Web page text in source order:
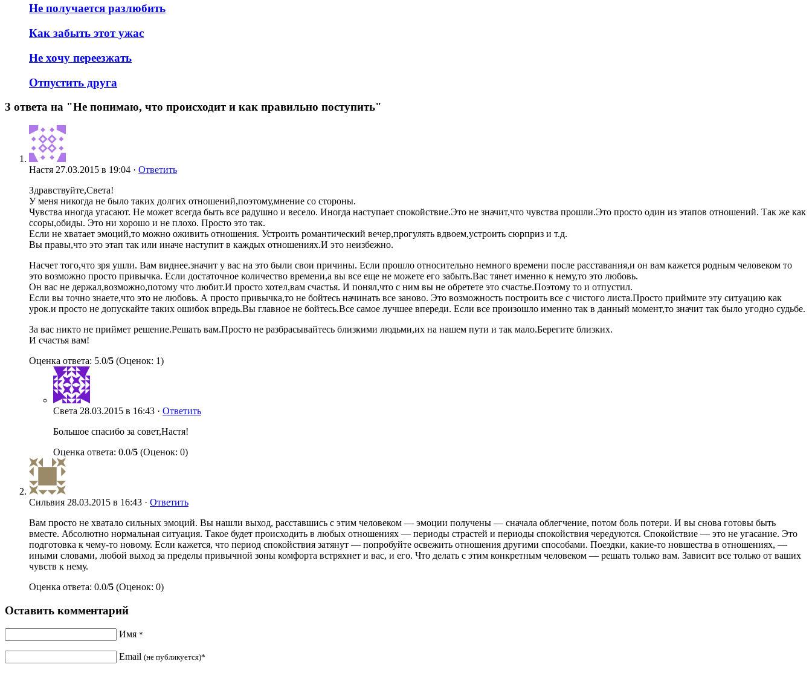
Не получается разлюбить
Как забыть этот ужас
Не хочу переезжать
Отпустить друга
3 ответа на "Не понимаю, что происходит и как правильно поступить"
Настя 27.03.2015 в 19:04 · Ответить
Здравствуйте,Света!
У меня никогда не было таких долгих отношений,поэтому,мнение со стороны.
Чувства иногда угасают. Не может всегда быть все радушно и весело. Иногда наступает спокойствие.Это не значит,что чувства прошли.Это просто один из этапов отношений. Так же как
ссоры,обиды. Это ни хорошо и не плохо. Просто это так.
Если не хватает эмоций,то можно оживить отношения. Устроить романтический вечер,прогулять вдвоем,устроить сюрприз и т.д.
Вы правы,что это этап так или иначе наступит в каждых отношениях.И это неизбежно.
Насчет того,что зря ушли. Вам виднее.значит у вас на это были свои причины. Если прошло относительно немного времени после расставания,и он вам кажется родным человеком то
это возможно просто привычка. Если достаточное количество времени,а вы все еще не можете его забыть.Вас тянет именно к нему,то это любовь.
Он вас не держал,возможно,потому что любит.И просто хотел,вам счастья. И понял,что с ним вы не обретете это счастье.Поэтому то и отпустил.
Если вы точно знаете,что это не любовь. А просто привычка,то не бойтесь начинать все заново. Это возможность построить все с чистого листа.Просто приймите эту ситуацию как
урок.и просто не допускайте таких ошибок впредь.Вы главное не бойтесь.Все самое лучшее впереди. Если все произошло именно так в данный момент,то значит так было угодно судьбе.
За вас никто не приймет решение.Решать вам.Просто не разбрасывайтесь близкими людьми,их на нашем пути и так мало.Берегите близких.
И счастья вам!
Оценка ответа: 5.0/5 (Оценок: 1)
Света 28.03.2015 в 16:43 · Ответить
Большое спасибо за совет,Настя!
Оценка ответа: 0.0/5 (Оценок: 0)
Сильвия 28.03.2015 в 16:43 · Ответить
Вам просто не хватало сильных эмоций. Вы нашли выход, расставшись с этим человеком — эмоции получены — сначала облегчение, потом боль потери. И вы снова готовы быть
вместе. Абсолютно нормальная ситуация. Такое будет происходить в любых отношениях — периоды страстей и периоды спокойствия чередуются. Спокойствие — это не угасание. Это
подготовка к чему-то новому. Если кажется, что период спокойствия затянут — попробуйте освежить отношения другими способами. Поездки, какие-то новшества в отношениях, —
иными словами, любой выход за пределы привычной зоны комфорта встряхнет и вас, и его. Что делать с этим конкретным человеком — решать только вам. Зависит все только от ваших
чувств к нему.
Оценка ответа: 0.0/5 (Оценок: 0)
Оставить комментарий
Имя *
Email (не публикуется)*